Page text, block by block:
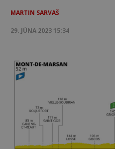
MARTIN SARVAŠ
29. JÚNA 2023 15:34